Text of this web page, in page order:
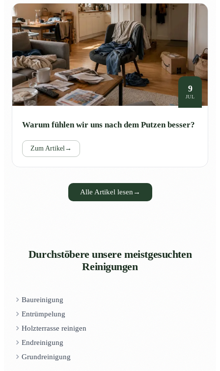
9
JUL
Warum fühlen wir uns nach dem Putzen besser?
Zum Artikel →
Alle Artikel lesen →
Durchstöbere unsere meistgesuchten
Reinigungen
Baureinigung
Entrümpelung
Holzterrasse reinigen
Endreinigung
Grundreinigung